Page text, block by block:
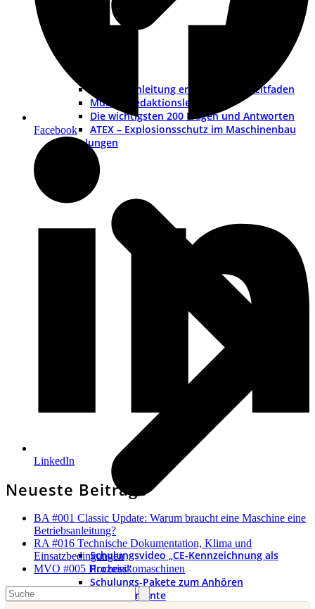
Betriebsanleitung erstellen – ein Leitfaden
Muster-Redaktionsleitfaden
Die wichtigsten 200 Fragen und Antworten
ATEX – Explosionsschutz im Maschinenbau
Schulungen
Schulungsvideo „CE-Kennzeichnung als
Prozess“
Schulungs-Pakete zum Anhören
PDFs und Dokumente
Facebook
LinkedIn
Neueste Beiträge
BA #001 Classic Update: Warum braucht eine Maschine eine
Betriebsanleitung?
RA #016 Technische Dokumentation, Klima und
Einsatzbedingungen
MVO #005 Hochrisikomaschinen
Search